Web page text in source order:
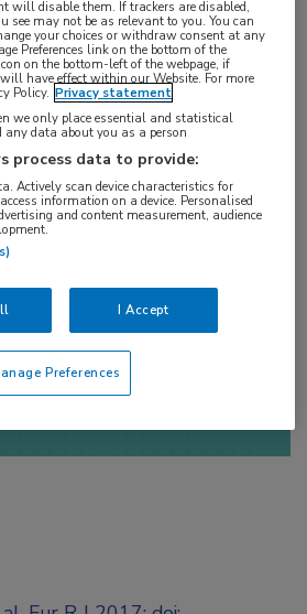
volledige
maken
will disable them. If trackers are disabled,
see may not be as relevant to you. You can
your choices or withdraw consent at any
Preferences link on the bottom of the
on the bottom-left of the webpage, if
have effect within our Website. For more
Policy. Privacy statement
we only place essential and statistical
any data about you as a person
process data to provide:
Actively scan device characteristics for
information on a device. Personalised
and content measurement, audience
I Accept
Preferences